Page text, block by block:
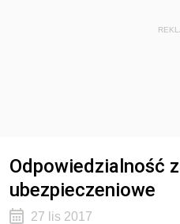
Odpowiedzialność
ubezpieczeniowe
27 lis 2017